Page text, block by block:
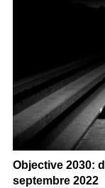
Objective 2030:
septembre 2022